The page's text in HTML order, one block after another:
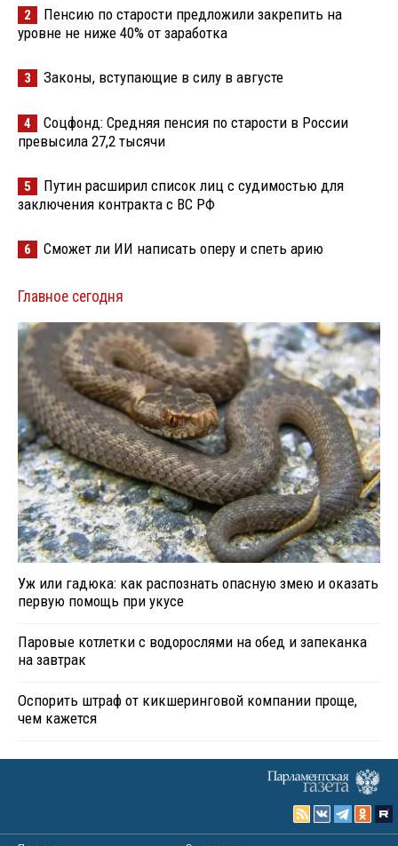
2
Пенсию по старости предложили закрепить на
уровне не ниже 40% от заработка
3 Законы, вступающие в силу в августе
4
Соцфонд: Средняя пенсия по старости в России
превысила 27,2 тысячи
5
Путин расширил список лиц с судимостью для
заключения контракта с ВС РФ
6 Сможет ли ИИ написать оперу и спеть арию
Главное сегодня
Уж или гадюка: как распознать опасную змею и оказать
первую помощь при укусе
Паровые котлетки с водорослями на обед и запеканка
на завтрак
Оспорить штраф от кикшеринговой компании проще,
чем кажется